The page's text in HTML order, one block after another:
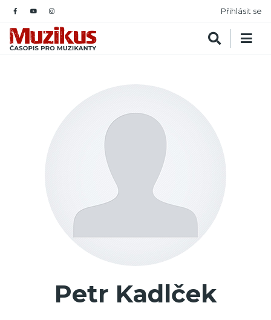
Přihlásit se
Petr Kadlček